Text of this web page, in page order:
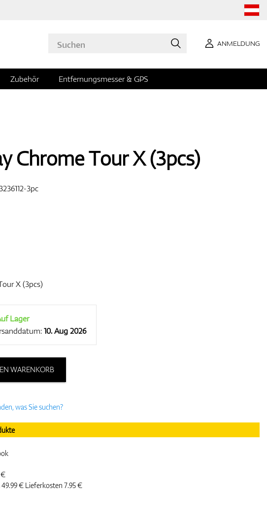
ANMELDUNG
Zubehör Entfernungsmesser & GPS
Chrome Tour X (3pcs)
3pc
X (3pcs)
Lager
10. Aug 2026
WARENKORB
was Sie suchen?
€
€ Lieferkosten 7.95 €